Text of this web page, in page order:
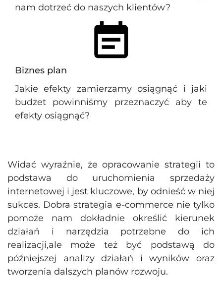
nam dotrzeć do naszych klientów?
Biznes plan
Jakie efekty zamierzamy osiągnąć i jaki
budżet powinniśmy przeznaczyć aby te
efekty osiągnąć?
Widać wyraźnie, że opracowanie strategii to
podstawa do uruchomienia sprzedaży
internetowej i jest kluczowe, by odnieść w niej
sukces. Dobra strategia e-commerce nie tylko
pomoże nam dokładnie określić kierunek
działań i narzędzia potrzebne do ich
realizacji,ale może też być podstawą do
późniejszej analizy działań i wyników oraz
tworzenia dalszych planów rozwoju.